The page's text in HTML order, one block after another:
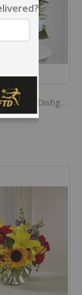
Peace And Serenity Dishgarden